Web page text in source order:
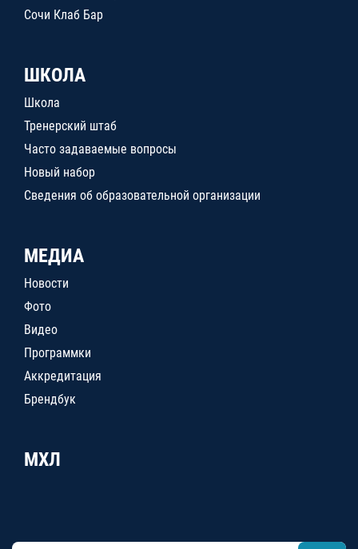
Сочи Клаб Бар
ШКОЛА
Школа
Тренерский штаб
Часто задаваемые вопросы
Новый набор
Сведения об образовательной организации
МЕДИА
Новости
Фото
Видео
Программки
Аккредитация
Брендбук
МХЛ